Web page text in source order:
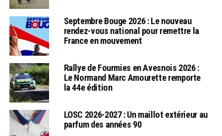
Septembre Bouge 2026 : Le nouveau
rendez-vous national pour remettre la
France en mouvement
Rallye de Fourmies en Avesnois 2026 :
Le Normand Marc Amourette remporte
la 44e édition
LOSC 2026-2027 : Un maillot extérieur au
parfum des années 90